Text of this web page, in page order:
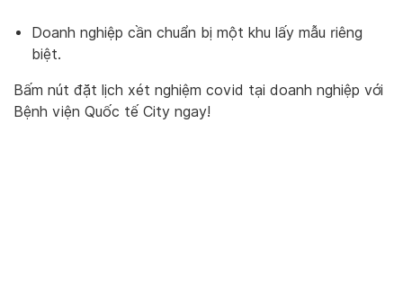
Doanh nghiệp cần chuẩn bị một khu lấy mẫu riêng
biệt.
Bấm nút đặt lịch xét nghiệm covid tại doanh nghiệp với
Bệnh viện Quốc tế City ngay!